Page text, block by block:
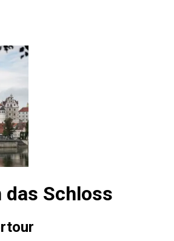
das Schloss